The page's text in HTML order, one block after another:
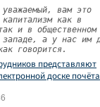
вам это
как в
и в общественном
западе, а у нас им
говорится.
представляют
доске почёта